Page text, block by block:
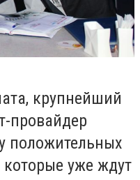
крупнейший
провайдер
положительных
которые уже ждут